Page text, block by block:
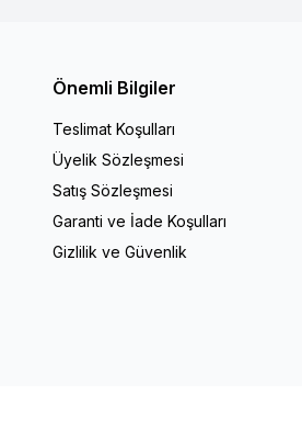
Önemli Bilgiler
Teslimat Koşulları
Üyelik Sözleşmesi
Satış Sözleşmesi
Garanti ve İade Koşulları
Gizlilik ve Güvenlik